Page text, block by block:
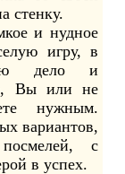
стенку.
и нудное
игру, в
дело и
Вы или не
нужным.
вариантов,
с
в успех.